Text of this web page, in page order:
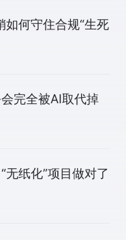
如何守住合规“生死
完全被AI取代掉
无纸化”项目做对了